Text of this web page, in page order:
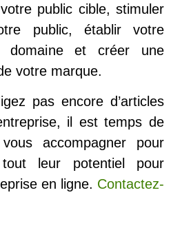
public cible, stimuler
public, établir votre
domaine et créer une
votre marque.
pas encore d’articles
il est temps de
accompagner pour
leur potentiel pour
en ligne. Contactez-